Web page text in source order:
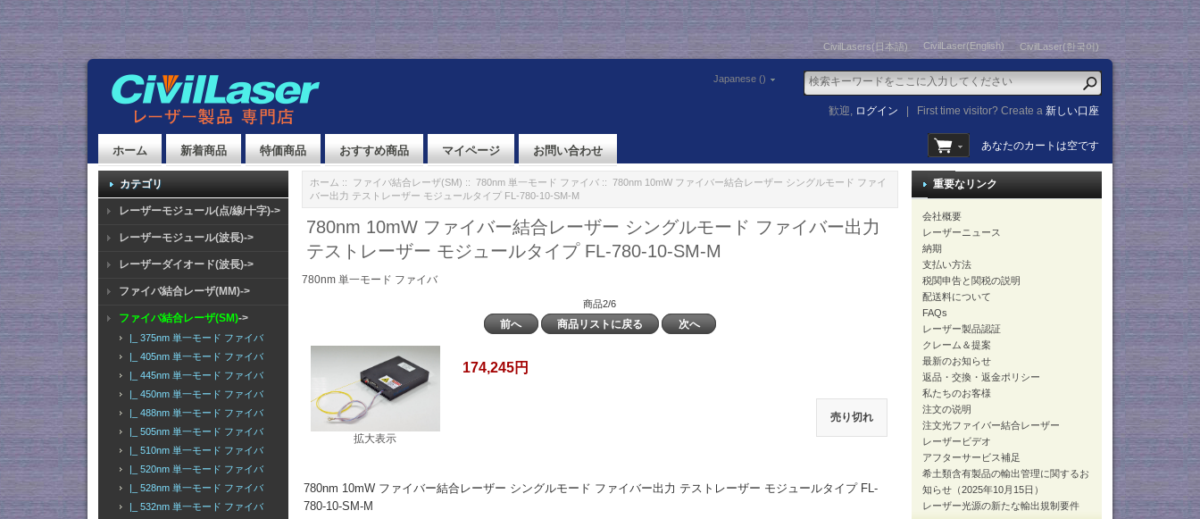
CivilLasers(日本語) CivilLaser(English) CivilLaser(한국어)
Japanese ()
歓迎, ログイン First time visitor? Create a新しい口座
ホーム 新着商品 特価商品 おすすめ商品 マイページ お問い合わせ あなたのカートは空です
カテゴリ
レーザーモジュール(点/線/十字)->
レーザーモジュール(波長)->
レーザーダイオード(波長)->
ファイバ結合レーザ(MM)->
ファイバ結合レーザ(SM)->
|_ 375nm 単一モード ファイバ
|_ 405nm 単一モード ファイバ
|_ 445nm 単一モード ファイバ
|_ 450nm 単一モード ファイバ
|_ 488nm 単一モード ファイバ
|_ 505nm 単一モード ファイバ
|_ 510nm 単一モード ファイバ
|_ 520nm 単一モード ファイバ
|_ 528nm 単一モード ファイバ
|_ 532nm 単一モード ファイバ
ホーム :: ファイバ結合レーザ(SM) :: 780nm 単一モード ファイバ:: 780nm 10mW ファイバー結合レーザー シングルモード ファイ
バー出力 テストレーザー モジュールタイプ FL-780-10-SM-M
780nm 10mW ファイバー結合レーザー シングルモード ファイバー出力
テストレーザー モジュールタイプ FL-780-10-SM-M
780nm 単一モード ファイバ
商品2/6
前へ 商品リストに戻る 次へ
拡大表示
174,245円
売り切れ
780nm 10mW ファイバー結合レーザー シングルモード ファイバー出力 テストレーザー モジュールタイプ FL-
780-10-SM-M
重要なリンク
会社概要
レーザーニュース
納期
支払い方法
税関申告と関税の説明
配送料について
FAQs
レーザー製品認証
クレーム＆提案
最新のお知らせ
返品・交換・返金ポリシー
私たちのお客様
注文の说明
注文光ファイバー結合レーザー
レーザービデオ
アフターサービス補足
希土類含有製品の輸出管理に関するお
知らせ（2025年10月15日）
レーザー光源の新たな輸出規制要件